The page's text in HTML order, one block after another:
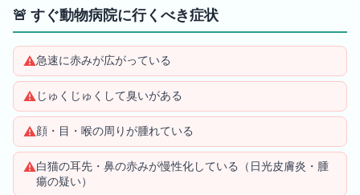
🚨 すぐ動物病院に行くべき症状
⚠️急速に赤みが広がっている
⚠️じゅくじゅくして臭いがある
⚠️顔・目・喉の周りが腫れている
⚠️白猫の耳先・鼻の赤みが慢性化している（日光皮膚炎・腫
瘍の疑い）